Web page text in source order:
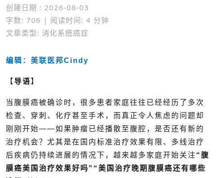
创建日期 : 2026-08-03
字数: 706 | 阅读时间: 4 分钟
文章类型: 消化系统癌症
编辑：美联医邦Cindy
【 导语】
当腹膜癌被确诊时，很多患者家庭往往已经经历了多次
检查、穿刺、化疗甚至手术，而真正令人焦虑的问题却
刚刚开始——如果肿瘤已经播散至腹腔，是否还有新的
治疗机会？尤其是在国内标准治疗效果有限、多线治疗
后疾病仍持续进展的情况下，越来越多家庭开始关注 “腹
膜癌美国治疗效果好吗”“美国治疗晚期腹膜癌还有哪些